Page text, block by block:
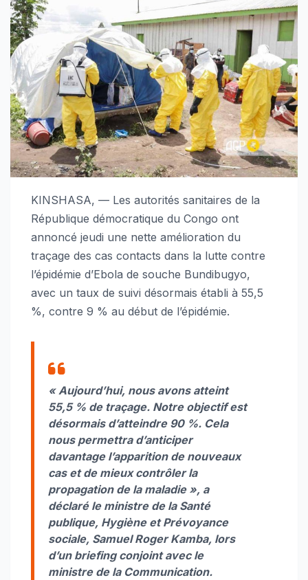
KINSHASA, — Les autorités sanitaires de la
République démocratique du Congo ont
annoncé jeudi une nette amélioration du
traçage des cas contacts dans la lutte contre
l’épidémie d’Ebola de souche Bundibugyo,
avec un taux de suivi désormais établi à 55,5
%, contre 9 % au début de l’épidémie.
« Aujourd’hui, nous avons atteint
55,5 % de traçage. Notre objectif est
désormais d’atteindre 90 %. Cela
nous permettra d’anticiper
davantage l’apparition de nouveaux
cas et de mieux contrôler la
propagation de la maladie », a
déclaré le ministre de la Santé
publique, Hygiène et Prévoyance
sociale, Samuel Roger Kamba, lors
d’un briefing conjoint avec le
ministre de la Communication.